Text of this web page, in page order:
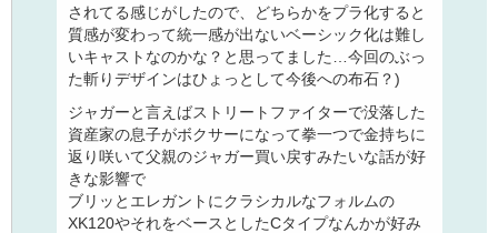
されてる感じがしたので、どちらかをプラ化すると
質感が変わって統一感が出ないベーシック化は難し
いキャストなのかな？と思ってました…今回のぶっ
た斬りデザインはひょっとして今後への布石？)
ジャガーと言えばストリートファイターで没落した
資産家の息子がボクサーになって拳一つで金持ちに
返り咲いて父親のジャガー買い戻すみたいな話が好
きな影響で
ブリッとエレガントにクラシカルなフォルムの
XK120やそれをベースとしたCタイプなんかが好み